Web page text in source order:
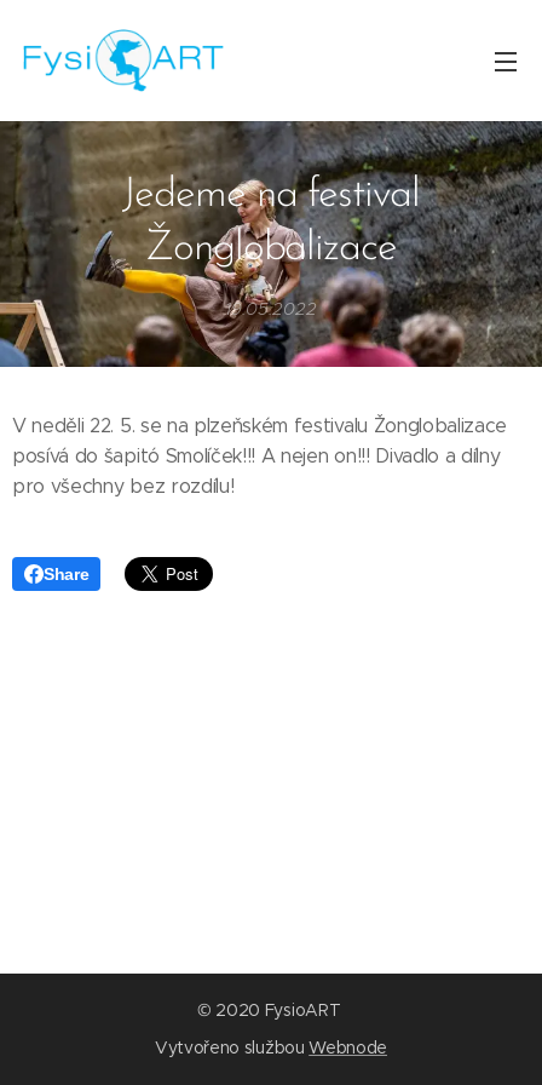
Jedeme na festival
Žonglobalizace
19.05.2022
V neděli 22. 5. se na plzeňském festivalu Žonglobalizace
posívá do šapitó Smolíček!!! A nejen on!!! Divadlo a dílny
pro všechny bez rozdílu!
Share
© 2020 FysioART
Vytvořeno službouWebnode